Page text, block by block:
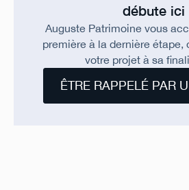
débute ici
Auguste Patrimoine vous
première à la dernière étape,
votre projet à sa
ÊTRE RAPPELÉ PAR